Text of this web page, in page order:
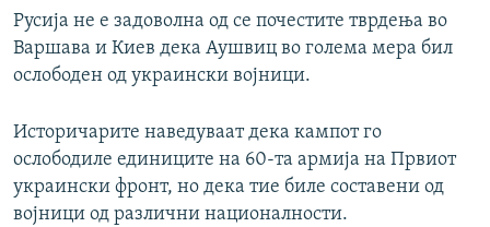
Русија не е задоволна од се почестите тврдења во
Варшава и Киев дека Аушвиц во голема мера бил
ослободен од украински војници.
Историчарите наведуваат дека кампот го
ослободиле единиците на 60-та армија на Првиот
украински фронт, но дека тие биле составени од
војници од различни националности.